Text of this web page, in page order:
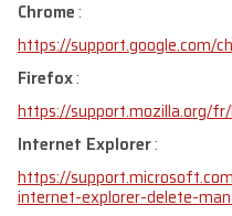
Chrome:
https://support.google.com/
Firefox:
https://support.mozilla.org/
Internet Explorer:
https://
internet-explorer-delete-